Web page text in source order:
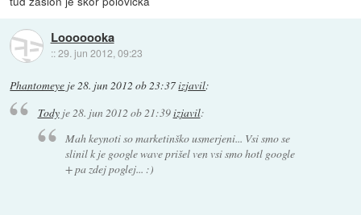
Looooooka
::29. jun 2012, 09:23
Phantomeye je28. jun 2012 ob 23:37izjavil:
Todyje 28. jun 2012 ob 21:39izjavil:
Mah keynoti so marketinško usmerjeni... Vsi smo se
slinil k je google wave prišel ven vsi smo hotl google
+ pa zdej poglej... :)